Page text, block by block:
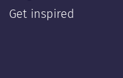
Get inspired